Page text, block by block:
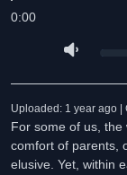
0:00
Uploaded: 1 year ago |
For some of us, the
comfort of parents,
elusive. Yet, within